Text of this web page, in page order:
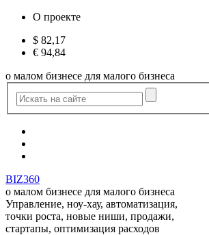
О проекте
$ 82,17
€ 94,84
о малом бизнесе для малого бизнеса
BIZ360
о малом бизнесе для малого бизнеса
Управление, ноу-хау, автоматизация,
точки роста, новые ниши, продажи,
стартапы, оптимизация расходов